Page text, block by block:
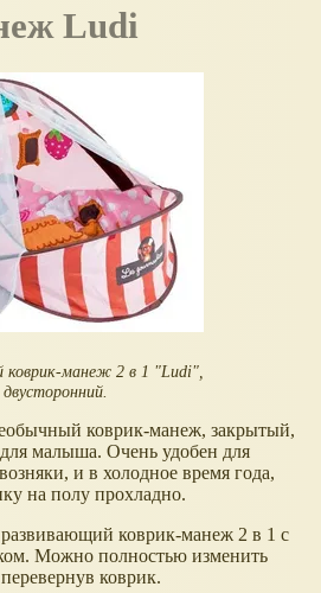
Ludi
коврик-манеж 2 в 1 "Ludi",
двусторонний.
коврик-манеж, закрытый,
малыша. Очень удобен для
и в холодное время года,
на полу прохладно.
коврик-манеж 2 в 1 с
Можно полностью изменить
коврик.